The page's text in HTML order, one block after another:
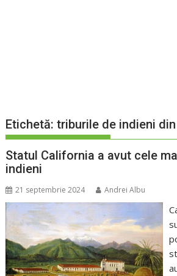
Etichetă:triburile de indieni
Statul California a avut cele
indieni
21 septembrie 2024 Andrei Albu